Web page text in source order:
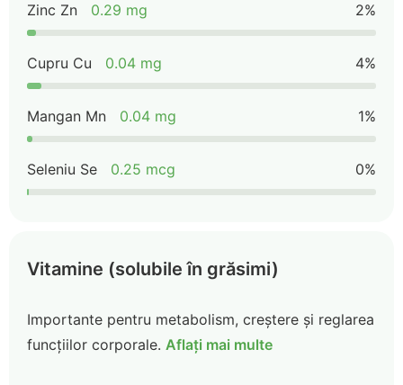
Zinc Zn 0.29 mg 2%
Cupru Cu 0.04 mg 4%
Mangan Mn 0.04 mg 1%
Seleniu Se 0.25 mcg 0%
Vitamine (solubile în grăsimi)
Importante pentru metabolism, creștere și reglarea
funcțiilor corporale. Aflați mai multe